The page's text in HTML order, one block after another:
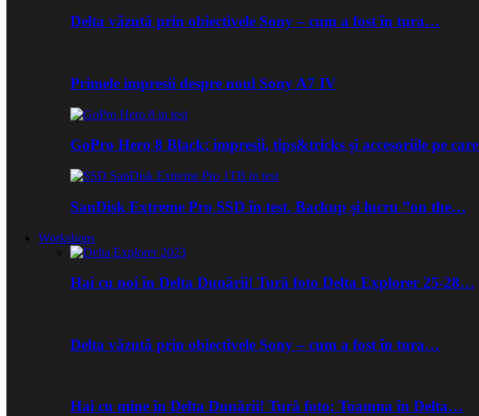
Delta văzută prin obiectivele Sony – cum a fost în tura…
Primele impresii despre noul Sony A7 IV
GoPro Hero 8 Black: impresii, tips&tricks și accesoriile pe
SanDisk Extreme Pro SSD în test. Backup și lucru ”on the…
Workshops
Hai cu noi în Delta Dunării! Tură foto Delta Explorer 25-28…
Delta văzută prin obiectivele Sony – cum a fost în tura…
Hai cu mine în Delta Dunării! Tură foto: Toamna în Delta…